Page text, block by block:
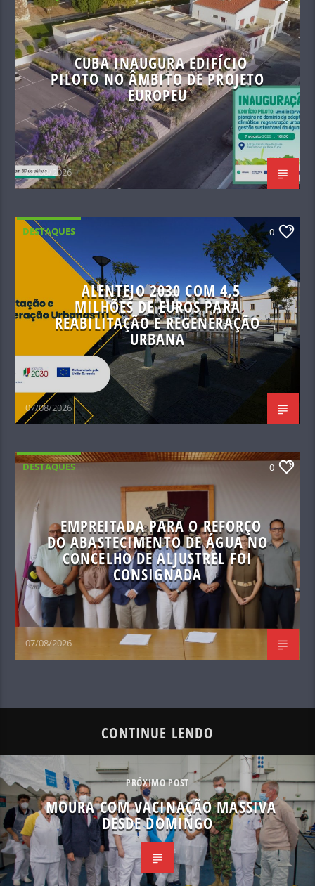
CUBA INAUGURA EDIFÍCIO
PILOTO NO ÂMBITO DE PROJETO
EUROPEU
07/08/2026
DESTAQUES 0
ALENTEJO 2030 COM 4,5
MILHÕES DE EUROS PARA
REABILITAÇÃO E REGENERAÇÃO
URBANA
07/08/2026
DESTAQUES 0
EMPREITADA PARA O REFORÇO
DO ABASTECIMENTO DE ÁGUA NO
CONCELHO DE ALJUSTREL FOI
CONSIGNADA
07/08/2026
CONTINUE LENDO
PRÓXIMO POST
MOURA COM VACINAÇÃO MASSIVA
DESDE DOMINGO